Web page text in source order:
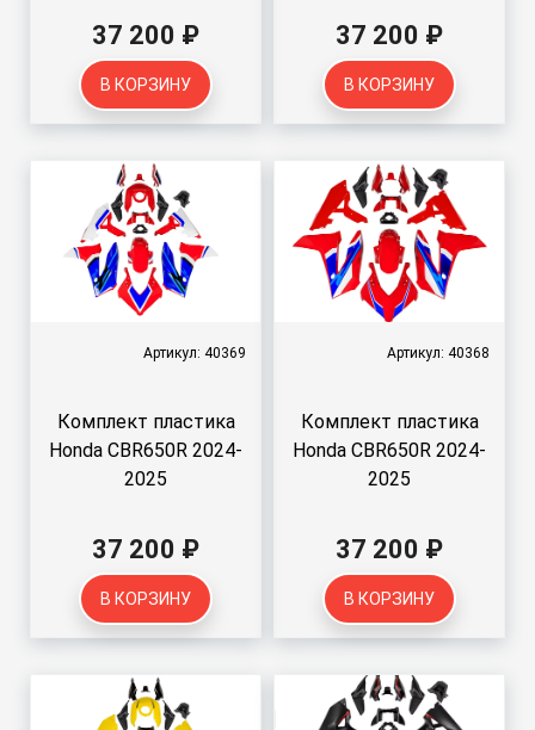
37 200 ₽
В КОРЗИНУ
37 200 ₽
В КОРЗИНУ
Артикул: 40369
Комплект пластика
Honda CBR650R 2024-
2025
37 200 ₽
В КОРЗИНУ
Артикул: 40368
Комплект пластика
Honda CBR650R 2024-
2025
37 200 ₽
В КОРЗИНУ